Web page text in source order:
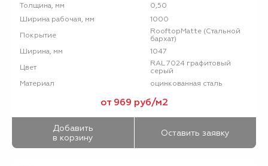
Толщина, мм
0,50
Ширина рабочая, мм
1000
Покрытие
RooftopMatte (Стальной
бархат)
Ширина, мм
1047
Цвет
RAL 7024 графитовый
серый
Материал
оцинкованная сталь
от 969 руб/м2
Добавить
в корзину
Оставить заявку